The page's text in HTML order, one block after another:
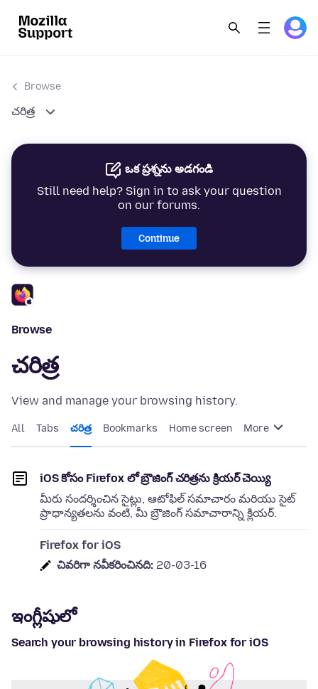
Browse
చరిత్ర
ఒక ప్రశ్నను అడగండి
Still need help? Sign in to ask your question
on our forums.
Continue
Browse
చరిత్ర
View and manage your browsing history.
All Tabs చరిత్ర Bookmarks Home screen More
iOS కోసం Firefox లో బ్రౌజింగ్ చరిత్రను క్రియర్ చెయ్యి
మీరు సందర్శించిన సైట్లు, ఆటోఫిల్ సమాచారం మరియు సైట్
ప్రాధాన్యతలను వంటి, మీ బ్రౌజింగ్ సమాచారాన్ని క్లియర్.
Firefox for iOS
చివరిగా నవీకరించినది: 20-03-16
ఇంగ్లీషులో
Search your browsing history in Firefox for iOS